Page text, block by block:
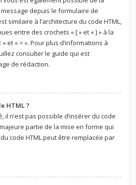
depuis le formulaire de
similaire à l’architecture du code HTML,
entre des crochets « [ » et « ] » à la
et « > ». Pour plus d’informations à
consulter le guide qui est
de rédaction.
HTML ?
il n’est pas possible d’insérer du code
partie de la mise en forme qui
code HTML peut être remplacée par